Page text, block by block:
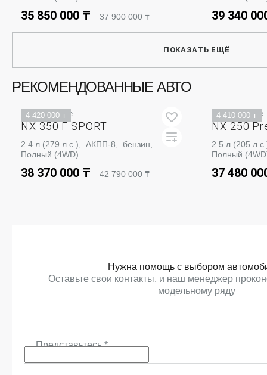
35 850 000 ₸ 37 900 000 ₸ 39 340
ПОКАЗАТЬ ЕЩЁ
РЕКОМЕНДОВАННЫЕ АВТО
4 420 000 ₸
В поставке
NX 350 F SPORT
2.4 л (279 л.с.), АКПП-8, бензин,
Полный (4WD)
38 370 000 ₸ 42 790 000 ₸
4 410 000 ₸
В поставке
NX 250
2.5 л (205
Полный
37 480
Нужна помощь с выбором
Оставьте свои контакты, и наш менеджер
модельному ряду
Представьтесь*